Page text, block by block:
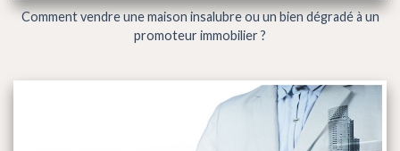
Comment vendre une maison insalubre ou un bien dégradé à un
promoteur immobilier ?